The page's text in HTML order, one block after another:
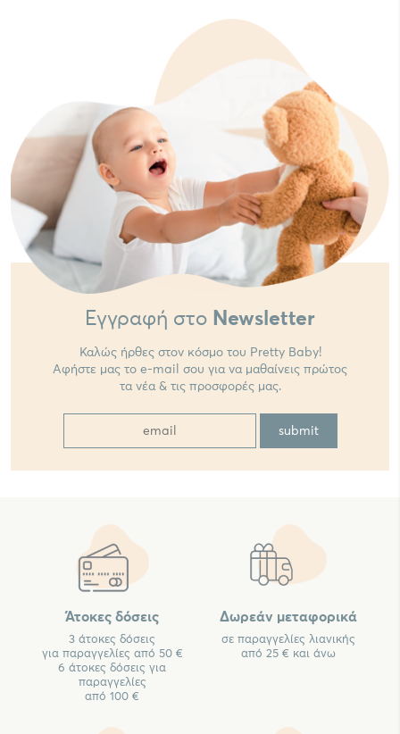
Εγγραφή στο Newsletter
Καλώς ήρθες στον κόσμο του Pretty Baby!
Αφήστε μας το e-mail σου για να μαθαίνεις πρώτος
τα νέα & τις προσφορές μας.
Άτοκες δόσεις
3 άτοκες δόσεις
για παραγγελίες από 50 €
6 άτοκες δόσεις για
παραγγελίες
από 100 €
Δωρεάν μεταφορικά
σε παραγγελίες λιανικής
από 25 € και άνω